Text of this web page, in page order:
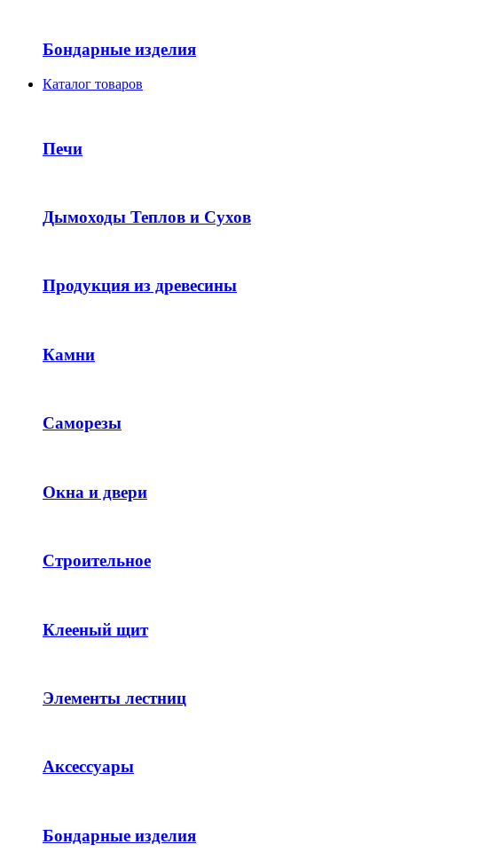
Бондарные изделия
Каталог товаров
Печи
Дымоходы Теплов и Сухов
Продукция из древесины
Камни
Саморезы
Окна и двери
Строительное
Клееный щит
Элементы лестниц
Аксессуары
Бондарные изделия